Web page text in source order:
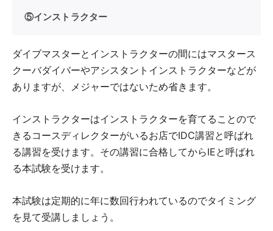
⑤インストラクター
ダイブマスターとインストラクターの間にはマスタース
クーバダイバーやアシスタントインストラクターなどが
ありますが、メジャーではないため省きます。
インストラクターはインストラクターを育てることので
きるコースディレクターがいるお店でIDC講習と呼ばれ
る講習を受けます。その講習に合格してからIEと呼ばれ
る本試験を受けます。
本試験は定期的に年に数回行われているのでタイミング
を見て受講しましょう。